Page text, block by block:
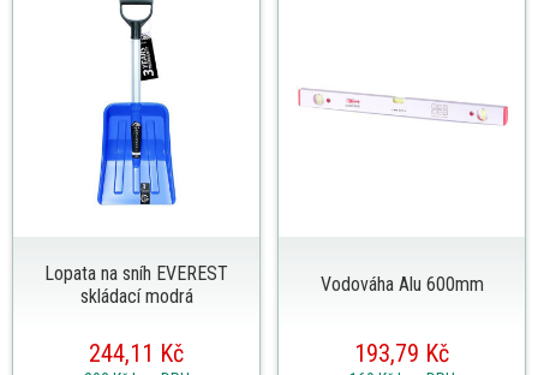
Lopata na sníh EVEREST
skládací modrá
244,11 Kč
Vodováha Alu 600mm
193,79 Kč